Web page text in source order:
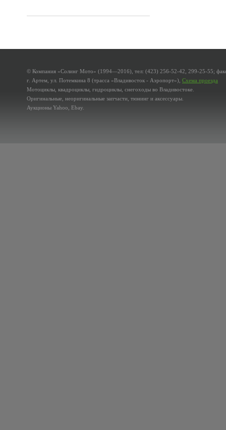
© Компания «Солинг Мото» (1994—2016), тел: (423) 256-52-42, 299-25-55;
г. Артем, ул. Потемкина 8 (трасса «Владивосток - Аэропорт»), Схема проезда
Мотоциклы, квадроциклы, гидроциклы, снегоходы во Владивостоке.
Оригинальные, неоригинальные запчасти, тюнинг и аксессуары.
Аукционы Yahoo, Ebay.